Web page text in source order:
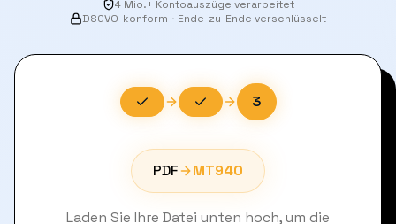
4 Mio.+ Kontoauszüge verarbeitet
DSGVO-konform · Ende-zu-Ende verschlüsselt
3
PDF MT940
Laden Sie Ihre Datei unten hoch, um die